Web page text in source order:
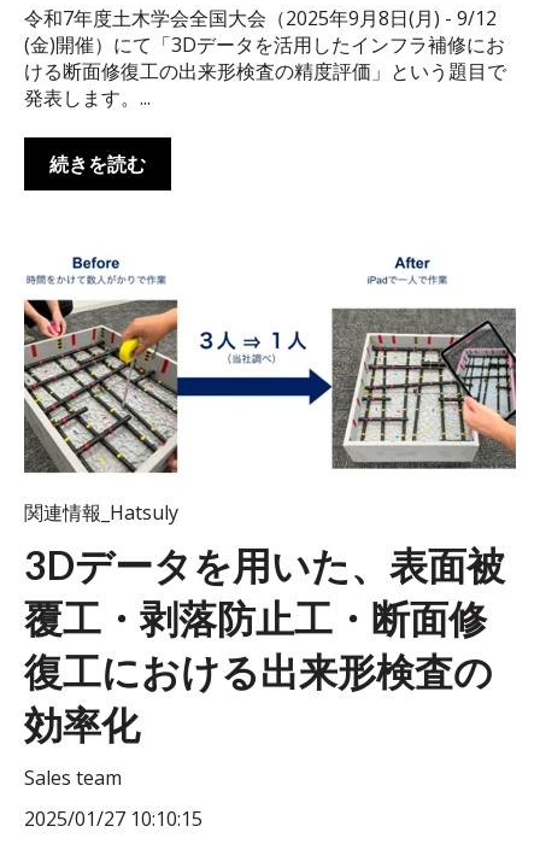
令和7年度土木学会全国大会（2025年9月8日(月) - 9/12
(金)開催）にて「3Dデータを活用したインフラ補修にお
ける断面修復工の出来形検査の精度評価」という題目で
発表します。...
続きを読む
関連情報_Hatsuly
3Dデータを用いた、表面被
覆工・剥落防止工・断面修
復工における出来形検査の
効率化
Sales team
2025/01/27 10:10:15